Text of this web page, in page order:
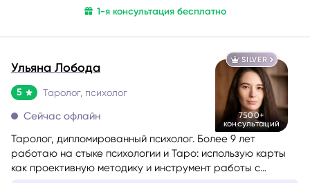
1-я консультация бесплатно
SILVER
7500+
консультаций
Ульяна Лобода
5 Таролог, психолог
Сейчас офлайн
Таролог, дипломированный психолог. Более 9 лет
работаю на стыке психологии и Таро: использую карты
как проективную методику и инструмент работы с